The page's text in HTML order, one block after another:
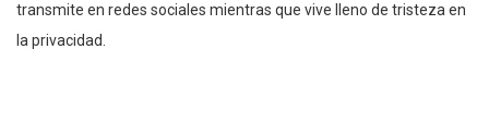
transmite en redes sociales mientras que vive lleno de tristeza en
la privacidad.